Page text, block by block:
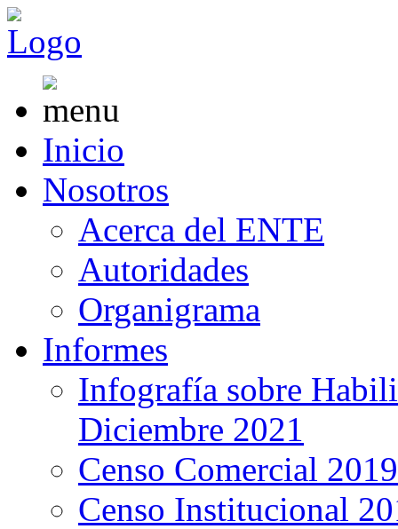
Inicio
Nosotros
Acerca del ENTE
Autoridades
Organigrama
Informes
Infografía sobre
Diciembre 2021
Censo Comercial 2019
Censo Institucional